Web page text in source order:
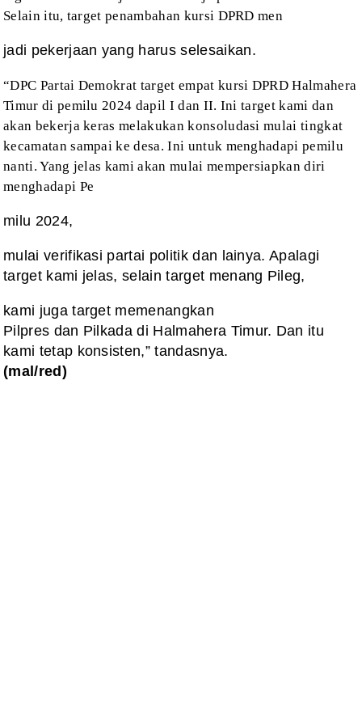
Selain itu, target penambahan kursi DPRD men
jadi pekerjaan yang harus selesaikan.
“DPC Partai Demokrat target empat kursi DPRD Halmahera
Timur di pemilu 2024 dapil I dan II. Ini target kami dan
akan bekerja keras melakukan konsoludasi mulai tingkat
kecamatan sampai ke desa. Ini untuk menghadapi pemilu
nanti. Yang jelas kami akan mulai mempersiapkan diri
menghadapi Pe
milu 2024,
mulai verifikasi partai politik dan lainya. Apalagi
target kami jelas, selain target menang Pileg,
kami juga target memenangkan
Pilpres dan Pilkada di Halmahera Timur. Dan itu
kami tetap konsisten,” tandasnya.
(mal/red)